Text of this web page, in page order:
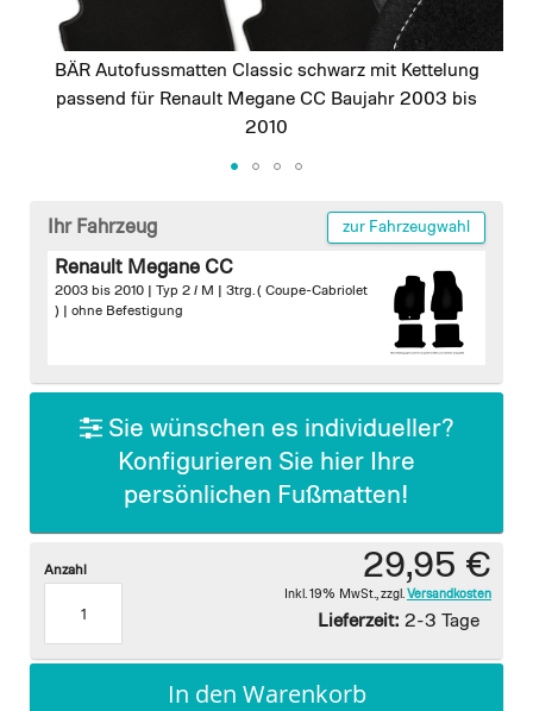
BÄR Autofussmatten Classic schwarz mit Kettelung
passend für Renault Megane CC Baujahr 2003 bis
2010
beginning
gallery
Ihr Fahrzeug zur Fahrzeugwahl
Renault Megane CC
2003 bis 2010 | Typ 2 / M | 3trg. ( Coupe-Cabriolet
) | ohne Befestigung
Sie wünschen es individueller?
Konfigurieren Sie hier Ihre
persönlichen Fußmatten!
29,95 €
Inkl. 19% MwSt. zzgl. Versandkosten
Lieferzeit: 2-3 Tage
Anzahl
In den Warenkorb